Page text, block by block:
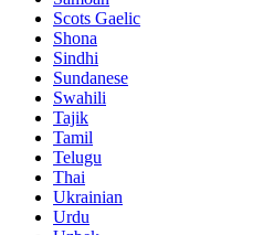
Scots Gaelic
Shona
Sindhi
Sundanese
Swahili
Tajik
Tamil
Telugu
Thai
Ukrainian
Urdu